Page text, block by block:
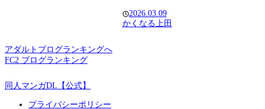
2026.03.09
かくなる上田
アダルトブログランキングへ
FC2 ブログランキング
同人マンガDL【公式】
プライバシーポリシー